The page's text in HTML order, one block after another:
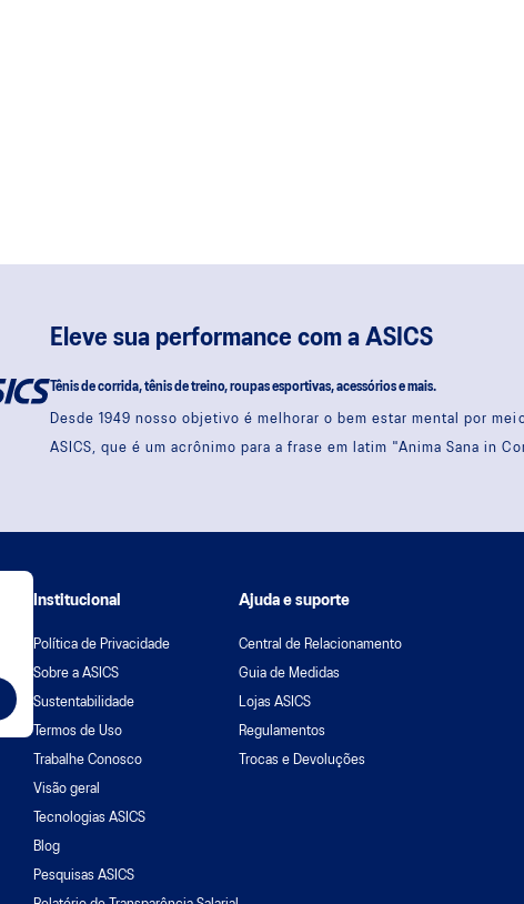
Eleve sua performance com a ASICS
Tênis de corrida, tênis de treino, roupas esportivas, acessórios e mais.
Desde 1949 nosso objetivo é melhorar o bem estar mental por
ASICS, que é um acrônimo para a frase em latim "Anima Sana in
Institucional
Política de Privacidade
Sobre a ASICS
Sustentabilidade
Termos de Uso
Trabalhe Conosco
Visão geral
Tecnologias ASICS
Blog
Pesquisas ASICS
Ajuda e suporte
Central de Relacionamento
Guia de Medidas
Lojas ASICS
Regulamentos
Trocas e Devoluções